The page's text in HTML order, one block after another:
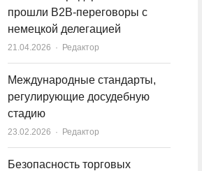
прошли B2B-переговоры с
немецкой делегацией
21.04.2026 Author
Редактор
Международные стандарты,
регулирующие досудебную
стадию
23.02.2026 Author
Редактор
Безопасность торговых